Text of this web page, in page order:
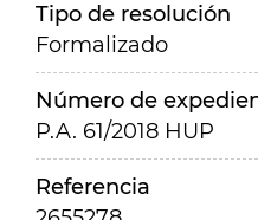
Tipo de resolución
Formalizado
Número de
P.A. 61/2018 HUP
Referencia